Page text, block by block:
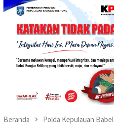
Beranda Polda Kepulauan Babel